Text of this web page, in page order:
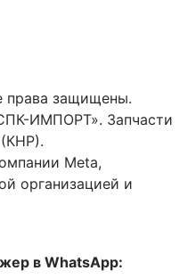
права защищены.
ИМПОРТ». Запчасти
Meta,
организацией и
в WhatsApp: